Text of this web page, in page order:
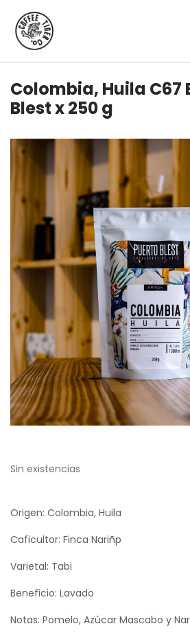
Colombia, Huila C67
Blest x 250 g
Sin existencias
Origen: Colombia, Huila
Caficultor: Finca Nariñp
Varietal: Tabi
Beneficio: Lavado
Notas: Pomelo, Azúcar Mascabo y